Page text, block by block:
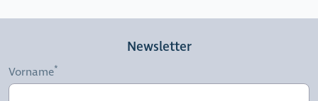
Newsletter
Vorname